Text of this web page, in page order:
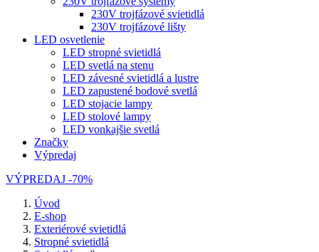
230V trojfázové svietidlá
230V trojfázové lišty
LED osvetlenie
LED stropné svietidlá
LED svetlá na stenu
LED závesné svietidlá a lustre
LED zapustené bodové svetlá
LED stojacie lampy
LED stolové lampy
LED vonkajšie svetlá
Značky
Výpredaj
VÝPREDAJ -70%
Úvod
E-shop
Exteriérové svietidlá
Stropné svietidlá